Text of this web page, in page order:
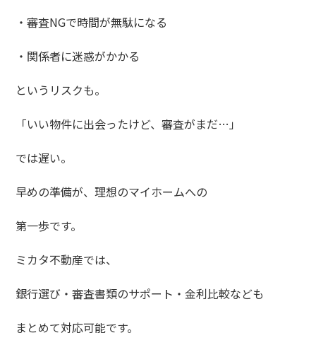
・審査NGで時間が無駄になる
・関係者に迷惑がかかる
というリスクも。
「いい物件に出会ったけど、審査がまだ…」
では遅い。
早めの準備が、理想のマイホームへの
第一歩です。
ミカタ不動産では、
銀行選び・審査書類のサポート・金利比較なども
まとめて対応可能です。